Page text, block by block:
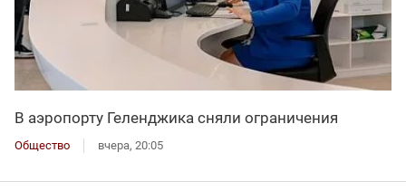
В аэропорту Геленджика сняли ограничения
Общество вчера, 20:05